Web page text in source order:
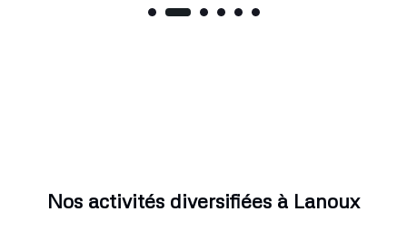
Nos activités diversifiées à Lanoux